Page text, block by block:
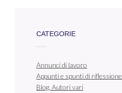
CATEGORIE
Annunci di lavoro
Appunti e spunti di riflessione
Blog. Autori vari